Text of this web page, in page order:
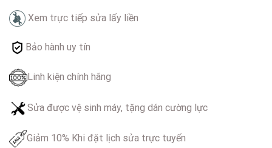
Xem trực tiếp sửa lấy liền
Bảo hành uy tín
Linh kiện chính hãng
Sửa được vệ sinh máy, tặng dán cường lực
Giảm 10% Khi đặt lịch sửa trực tuyến